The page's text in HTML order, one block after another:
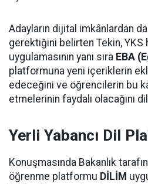
Adayların dijital imkânlardan
gerektiğini belirten Tekin, YKS
uygulamasının yanı sıra EBA
platformuna yeni içeriklerin
edeceğini ve öğrencilerin bu
etmelerinin faydalı olacağını
Yerli Yabancı Dil
Konuşmasında Bakanlık
öğrenme platformu DİLİM